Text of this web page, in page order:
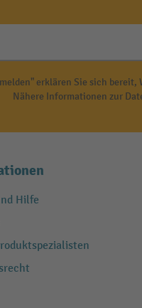
erklären Sie sich bereit,
Nähere Informationen zur
Hilfe